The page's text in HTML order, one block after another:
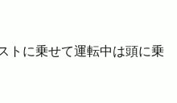
トに乗せて運転中は頭に乗